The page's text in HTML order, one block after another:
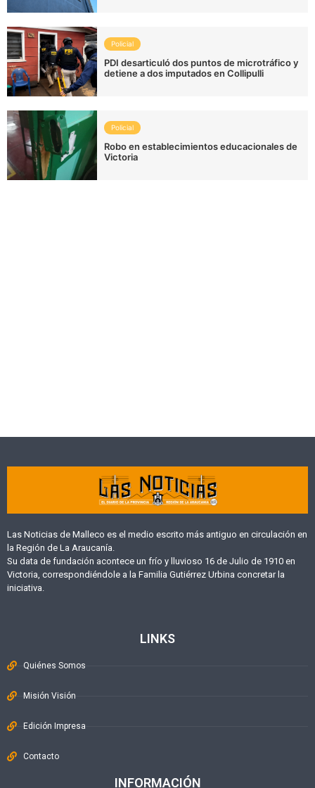
Policial
PDI desarticuló dos puntos de microtráfico y
detiene a dos imputados en Collipulli
Policial
Robo en establecimientos educacionales de
Victoria
Las Noticias de Malleco es el medio escrito más antiguo en circulación en
la Región de La Araucanía.
Su data de fundación acontece un frío y lluvioso 16 de Julio de 1910 en
Victoria, correspondiéndole a la Familia Gutiérrez Urbina concretar la
iniciativa.
LINKS
Quiénes Somos
Misión Visión
Edición Impresa
Contacto
INFORMACIÓN